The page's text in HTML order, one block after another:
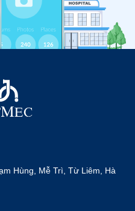
Hùng, Mễ Trì, Từ Liêm, Hà